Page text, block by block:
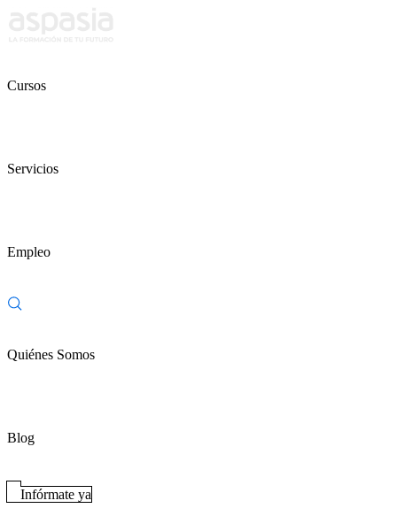
Cursos
Servicios
Empleo
Quiénes Somos
Blog
Infórmate ya